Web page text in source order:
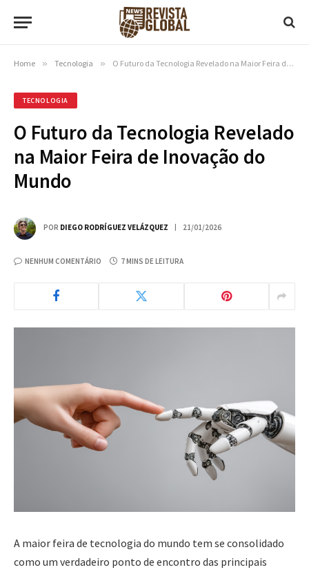
Home » Tecnologia » O Futuro da Tecnologia Revelado na Maior Feira de Inovação do Mundo
TECNOLOGIA
O Futuro da Tecnologia Revelado
na Maior Feira de Inovação do
Mundo
POR DIEGO RODRÍGUEZ VELÁZQUEZ 21/01/2026
NENHUM COMENTÁRIO 7 MINS DE LEITURA
A maior feira de tecnologia do mundo tem se consolidado
como um verdadeiro ponto de encontro das principais